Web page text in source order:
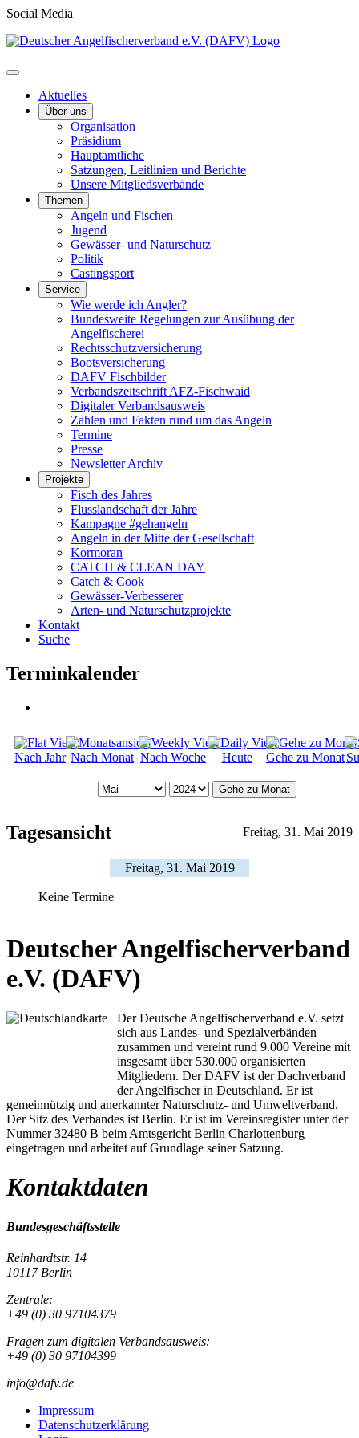
Social Media
Aktuelles
Über uns
Organisation
Präsidium
Hauptamtliche
Satzungen, Leitlinien und Berichte
Unsere Mitgliedsverbände
Themen
Angeln und Fischen
Jugend
Gewässer- und Naturschutz
Politik
Castingsport
Service
Wie werde ich Angler?
Bundesweite Regelungen zur Ausübung der
Angelfischerei
Rechtsschutzversicherung
Bootsversicherung
DAFV Fischbilder
Verbandszeitschrift AFZ-Fischwaid
Digitaler Verbandsausweis
Zahlen und Fakten rund um das Angeln
Termine
Presse
Newsletter Archiv
Projekte
Fisch des Jahres
Flusslandschaft der Jahre
Kampagne #gehangeln
Angeln in der Mitte der Gesellschaft
Kormoran
CATCH & CLEAN DAY
Catch & Cook
Gewässer-Verbesserer
Arten- und Naturschutzprojekte
Kontakt
Suche
Terminkalender
Nach Jahr Nach Monat Nach Woche Heute Gehe zu Monat
Gehe zu Monat
Tagesansicht Freitag, 31. Mai 2019
Freitag, 31. Mai 2019
Keine Termine
Deutscher Angelfischerverband
e.V. (DAFV)
Der Deutsche Angelfischerverband e.V. setzt
sich aus Landes- und Spezialverbänden
zusammen und vereint rund 9.000 Vereine mit
insgesamt über 530.000 organisierten
Mitgliedern. Der DAFV ist der Dachverband
der Angelfischer in Deutschland. Er ist
gemeinnützig und anerkannter Naturschutz- und Umweltverband.
Der Sitz des Verbandes ist Berlin. Er ist im Vereinsregister unter der
Nummer 32480 B beim Amtsgericht Berlin Charlottenburg
eingetragen und arbeitet auf Grundlage seiner Satzung.
Kontaktdaten
Bundesgeschäftsstelle
Reinhardtstr. 14
10117 Berlin
Zentrale:
+49 (0) 30 97104379
Fragen zum digitalen Verbandsausweis:
+49 (0) 30 97104399
info@dafv.de
Impressum
Datenschutzerklärung